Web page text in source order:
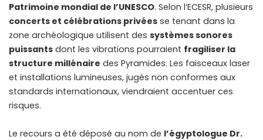
Patrimoine mondial de l’UNESCO. Selon l’ECESR, plusieurs
concerts et célébrations privées se tenant dans la
zone archéologique utilisent des systèmes sonores
puissants dont les vibrations pourraient fragiliser la
structure millénaire des Pyramides. Les faisceaux laser
et installations lumineuses, jugés non conformes aux
standards internationaux, viendraient accentuer ces
risques.
Le recours a été déposé au nom de l’égyptologue Dr.